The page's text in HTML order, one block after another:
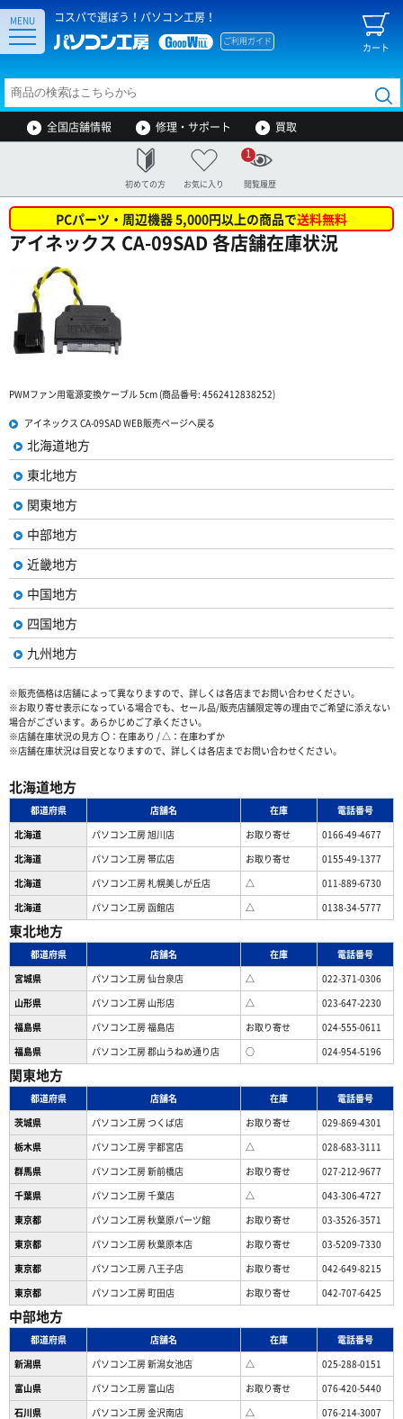
コスパで選ぼう！パソコン工房！
カート
ご利用ガイド
MENU
全国店舗情報 修理・サポート 買取
初めての方 お気に入り 閲覧履歴
1
PCパーツ・周辺機器 5,000円以上の商品で送料無料
アイネックス CA-09SAD 各店舗在庫状況
PWMファン用電源変換ケーブル 5cm (商品番号: 4562412838252)
アイネックス CA-09SAD WEB販売ページへ戻る
北海道地方
東北地方
関東地方
中部地方
近畿地方
中国地方
四国地方
九州地方
※販売価格は店舗によって異なりますので、詳しくは各店までお問い合わせください。
※お取り寄せ表示になっている場合でも、セール品/販売店舗限定等の理由でご希望に添えない
場合がございます。あらかじめご了承ください。
※店舗在庫状況の見方 〇：在庫あり / △：在庫わずか
※店舗在庫状況は目安となりますので、詳しくは各店までお問い合わせください。
北海道地方
都道府県 店舗名 在庫
電話番号
北海道
パソコン工房 旭川店 お取り寄せ
0166-49-4677
北海道
パソコン工房 帯広店 お取り寄せ
0155-49-1377
北海道
パソコン⼯房 札幌美しが丘店 △
011-889-6730
北海道
パソコン工房 函館店 △ 0138-34-5777
東北地方
都道府県 店舗名 在庫
電話番号
宮城県
パソコン工房 仙台泉店 △
022-371-0306
山形県
パソコン工房 山形店 △
023-647-2230
福島県
パソコン工房 福島店 お取り寄せ
024-555-0611
福島県
パソコン工房 郡山うねめ通り店 ○ 024-954-5196
関東地方
都道府県 店舗名 在庫
電話番号
茨城県
パソコン工房 つくば店 お取り寄せ
029-869-4301
栃木県
パソコン工房 宇都宮店 △
028-683-3111
群馬県
パソコン工房 新前橋店 お取り寄せ
027-212-9677
千葉県
パソコン工房 千葉店 △
043-306-4727
東京都
パソコン工房 秋葉原パーツ館 お取り寄せ
03-3526-3571
東京都
パソコン工房 秋葉原本店 お取り寄せ
03-5209-7330
東京都
パソコン工房 八王子店 お取り寄せ
042-649-8215
東京都
パソコン工房 町田店 お取り寄せ 042-707-6425
中部地方
都道府県 店舗名 在庫
電話番号
新潟県
パソコン工房 新潟女池店 △
025-288-0151
富山県
パソコン工房 富山店 お取り寄せ
076-420-5440
石川県
パソコン工房 金沢南店 △
076-214-3007